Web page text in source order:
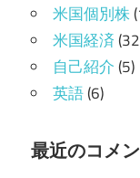
米国個別株
米国経済
自己紹介(5)
英語(6)
最近のコメ